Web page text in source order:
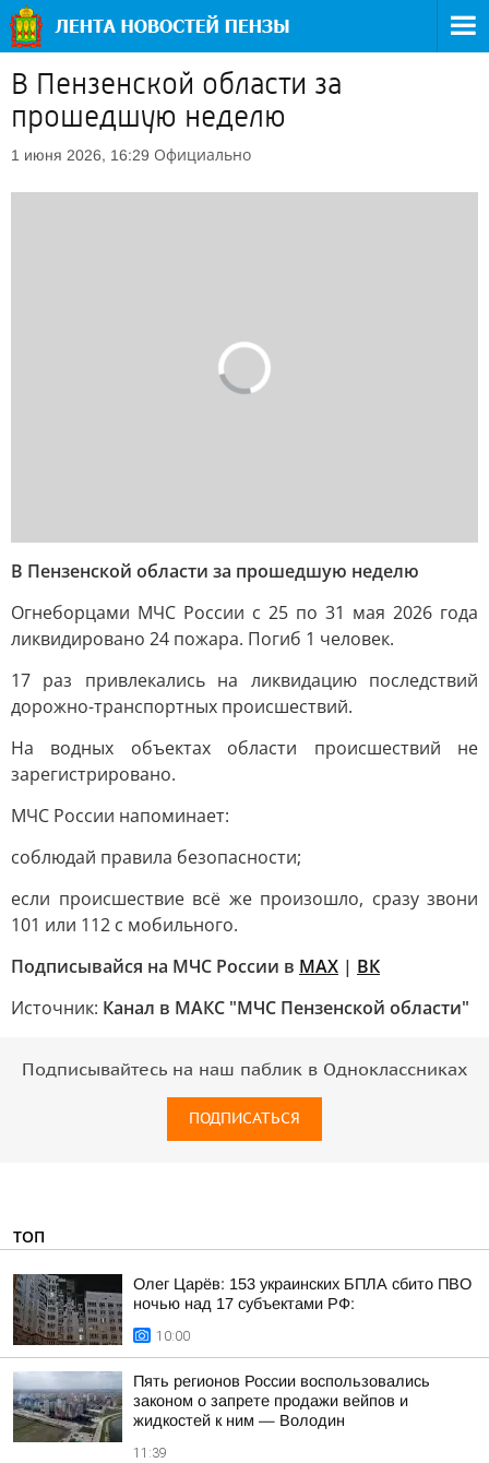
В Пензенской области за
прошедшую неделю
1 июня 2026, 16:29 Официально
В Пензенской области за прошедшую неделю
Огнеборцами МЧС России с 25 по 31 мая 2026 года
ликвидировано 24 пожара. Погиб 1 человек.
17 раз привлекались на ликвидацию последствий
дорожно-транспортных происшествий.
На водных объектах области происшествий не
зарегистрировано.
МЧС России напоминает:
соблюдай правила безопасности;
если происшествие всё же произошло, сразу звони
101 или 112 с мобильного.
Подписывайся на МЧС России в MAX | ВК
Источник: Канал в МАКС "МЧС Пензенской области"
Подписывайтесь на наш паблик в Одноклассниках
ПОДПИСАТЬСЯ
ТОП
Олег Царёв: 153 украинских БПЛА сбито ПВО
ночью над 17 субъектами РФ:
10:00
Пять регионов России воспользовались
законом о запрете продажи вейпов и
жидкостей к ним — Володин
11:39